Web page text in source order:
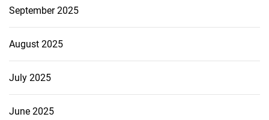
September 2025
August 2025
July 2025
June 2025